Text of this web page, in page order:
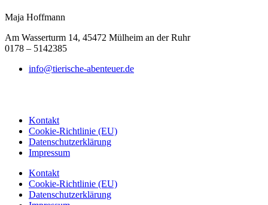
Maja Hoffmann
Am Wasserturm 14, 45472 Mülheim an der Ruhr
0178 – 5142385
info@tierische-abenteuer.de
Kontakt
Cookie-Richtlinie (EU)
Datenschutzerklärung
Impressum
Kontakt
Cookie-Richtlinie (EU)
Datenschutzerklärung